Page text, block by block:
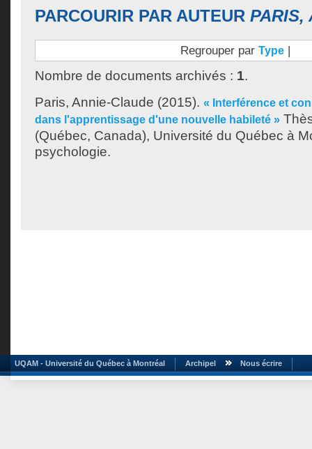
PARCOURIR PAR AUTEUR PARIS,
Regrouper par Type |
Nombre de documents archivés : 1.
Paris, Annie-Claude (2015). « Interférence et
dans l'apprentissage d'une nouvelle habileté »
(Québec, Canada), Université du Québec à
psychologie.
UQAM - Université du Québec à Montréal Archipel Nous écrire